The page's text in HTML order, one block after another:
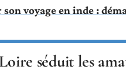
son voyage en inde :
séduit les